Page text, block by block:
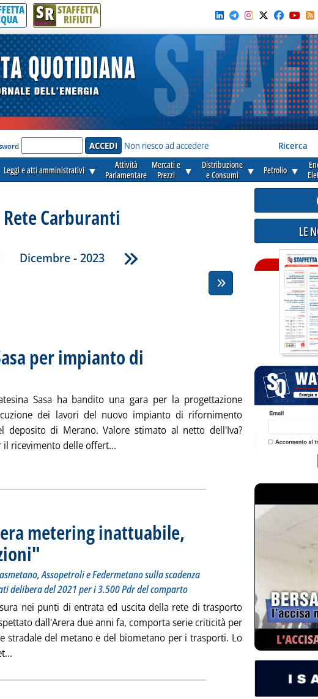
SR STAFFETTA
RIFIUTI
Non riesco ad accedere Ricerca
Leggi e atti amministrativi ▼
Attività
Parlamentare
Mercati e
Prezzi
▼
Distribuzione
e Consumi
▼ Petrolio ▼
Rete Carburanti
Dicembre - 2023
per impianto di
mercoledì 27 dicembre 2023 alle 16.37.
Sasa ha bandito una gara per la progettazione
dei lavori del nuovo impianto di rifornimento
deposito di Merano. Valore stimato al netto dell'Iva?
ricevimento delle offert... Leggi tutta la notizia: 'Idrogeno, gara Sasa
metering inattuabile,
. Sottotitolo: Comunicato congiunto di Assogasmetano, Assopetroli e Federmetano sulla
. Pubblicata venerdì 22 dicembre 2023 alle 9.5.
Assopetroli e Federmetano sulla scadenza
delibera del 2021 per i 3.500 Pdr del comparto
nei punti di entrata ed uscita della rete di trasporto
dall'Arera due anni fa, comporta serie criticità per
stradale del metano e del biometano per i trasporti. Lo
Leggi tutta la notizia: 'Gas auto, "delibera metering inattuabile,
LE